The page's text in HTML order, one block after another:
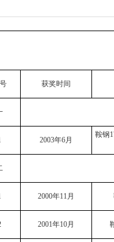
获奖时间
2003年6月
鞍钢
2000年11月
2001年10月